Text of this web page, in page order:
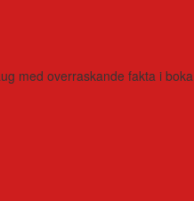
med overraskande fakta i boka